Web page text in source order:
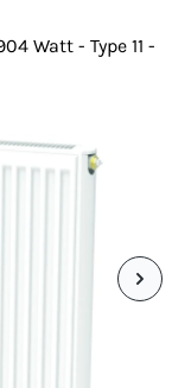
Watt - Type 11 -